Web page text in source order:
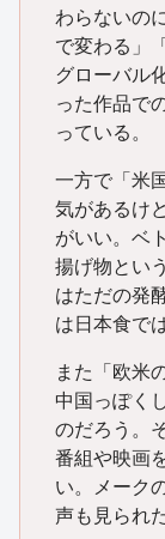
わらないの
で変わる」
グローバル
った作品で
っている。
一方で「米
気があるけ
がいい。ベ
揚げ物とい
はただの発
は日本食で
また「欧米
中国っぽく
のだろう。
番組や映画
い。メーク
声も見られ